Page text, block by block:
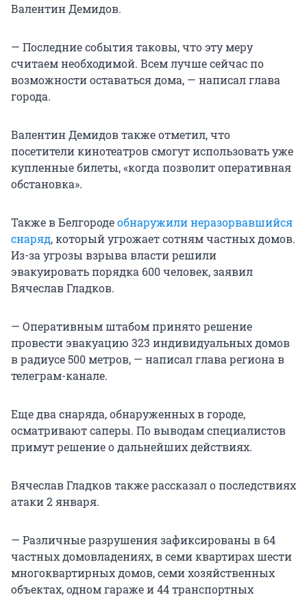
Валентин Демидов.
— Последние события таковы, что эту меру
считаем необходимой. Всем лучше сейчас по
возможности оставаться дома, — написал глава
города.
Валентин Демидов также отметил, что
посетители кинотеатров смогут использовать уже
купленные билеты, «когда позволит оперативная
обстановка».
Также в Белгородеобнаружили неразорвавшийся
снаряд, который угрожает сотням частных домов.
Из-за угрозы взрыва власти решили
эвакуировать порядка 600 человек, заявил
Вячеслав Гладков.
— Оперативным штабом принято решение
провести эвакуацию 323 индивидуальных домов
в радиусе 500 метров, — написал глава региона в
телеграм-канале.
Еще два снаряда, обнаруженных в городе,
осматривают саперы. По выводам специалистов
примут решение о дальнейших действиях.
Вячеслав Гладков также рассказал о последствиях
атаки 2 января.
— Различные разрушения зафиксированы в 64
частных домовладениях, в семи квартирах шести
многоквартирных домов, семи хозяйственных
объектах, одном гараже и 44 транспортных